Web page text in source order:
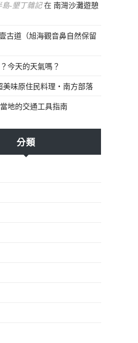
島-墾丁雜記在 南灣沙灘遊憩
古道（旭海觀音鼻自然保留
今天的天氣嗎？
美味原住民料理・南方部落
地的交通工具指南
分類